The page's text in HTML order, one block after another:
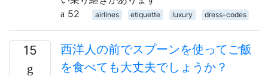
52
airlines etiquette luxury dress-codes
15
西洋人の前でスプーンを使ってご飯
を食べても大丈夫でしょうか？